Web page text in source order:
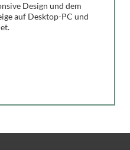
Design und dem
auf Desktop-PC und